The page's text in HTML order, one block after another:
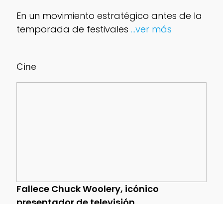
Cine
Fallece Chuck Woolery, icónico
En un movimiento estratégico antes de la
temporada de festivales ...ver más